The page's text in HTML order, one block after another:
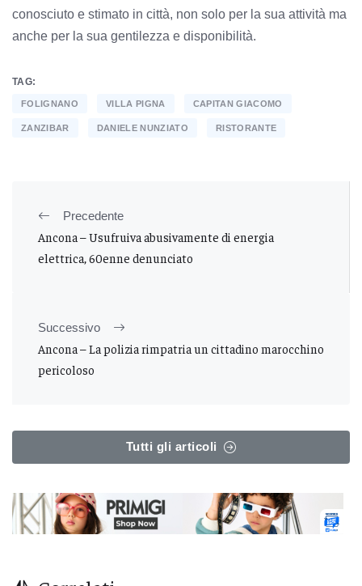
conosciuto e stimato in città, non solo per la sua attività ma
anche per la sua gentilezza e disponibilità.
TAG:
FOLIGNANO VILLA PIGNA CAPITAN GIACOMO
ZANZIBAR DANIELE NUNZIATO RISTORANTE
Precedente
Ancona – Usufruiva abusivamente di energia
elettrica, 60enne denunciato
Successivo
Ancona – La polizia rimpatria un cittadino marocchino
pericoloso
Tutti gli articoli